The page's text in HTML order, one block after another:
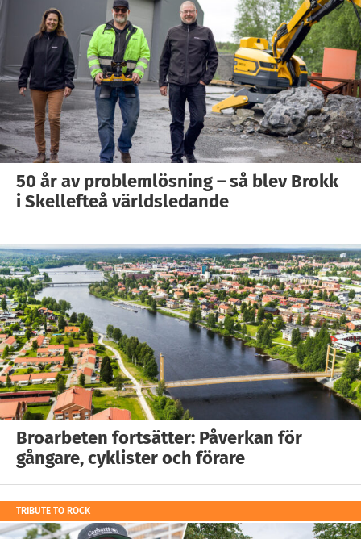
50 år av problemlösning – så blev Brokk
i Skellefteå världsledande
Broarbeten fortsätter: Påverkan för
gångare, cyklister och förare
TRIBUTE TO ROCK